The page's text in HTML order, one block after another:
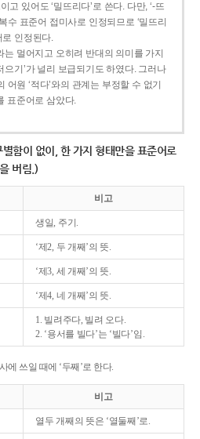
고 있어도 ‘밀뜨리다’로 쓴다. 다만, ‘-뜨
수 표준어 접미사로 인정되므로 ‘밀뜨리
로 인정된다.
는 멀어지고 오히려 반대의 의미를 가지
으기’가 널리 보급되기도 하였다. 그러나
원 ‘적다’와의 관계는 부정할 수 없기
표준어로 삼았다.
함이 없이, 한 가지 형태만을 표준어로
버림.)
비고
생일, 주기.
‘제2, 두 개째’의 뜻.
‘제3, 세 개째’의 뜻.
‘제4, 네 개째’의 뜻.
1. 빌려주다, 빌려 오다.
2. ‘용서를 빌다’는 ‘빌다’임.
에 쓰일 때에 ‘두째’로 한다.
비고
열두 개째의 뜻은 ‘열둘째’로.